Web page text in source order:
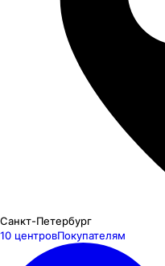
Санкт-Петербург
10 центровПокупателям